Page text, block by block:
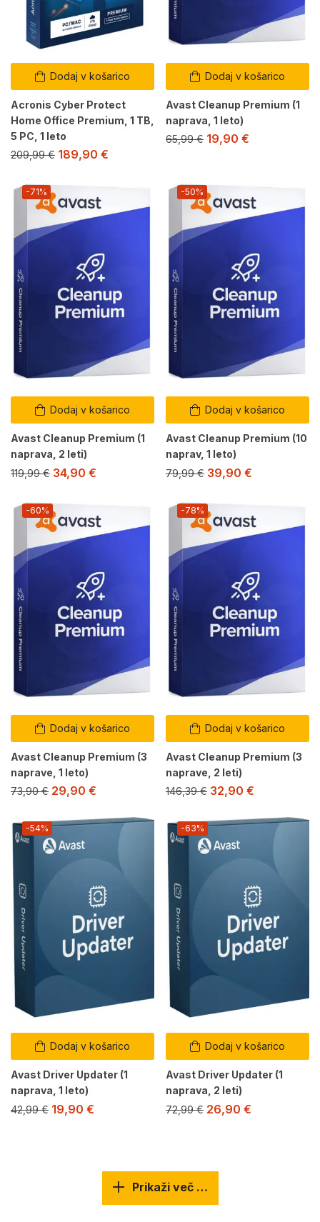
Dodaj v košarico
Acronis Cyber Protect
Home Office Premium, 1 TB,
5 PC, 1 leto
209,99€ 189,90 €
Dodaj v košarico
Avast Cleanup Premium (1
naprava, 1 leto)
65,99€ 19,90 €
Dodaj v košarico
-71%
Avast Cleanup Premium (1
naprava, 2 leti)
119,99€ 34,90 €
Dodaj v košarico
-50%
Avast Cleanup Premium (10
naprav, 1 leto)
79,99€ 39,90 €
Dodaj v košarico
-60%
Avast Cleanup Premium (3
naprave, 1 leto)
73,90€ 29,90 €
Dodaj v košarico
-78%
Avast Cleanup Premium (3
naprave, 2 leti)
146,39€ 32,90 €
Dodaj v košarico
-54%
Avast Driver Updater (1
naprava, 1 leto)
42,99€ 19,90 €
Dodaj v košarico
-63%
Avast Driver Updater (1
naprava, 2 leti)
72,99€ 26,90 €
Prikaži več …